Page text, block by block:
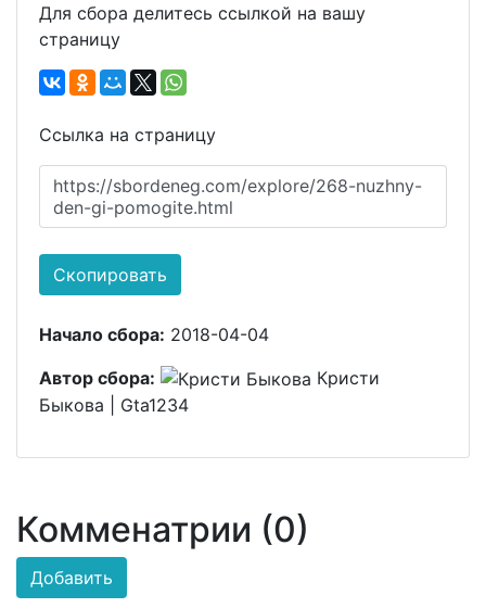
Для сбора делитесь ссылкой на вашу
страницу
Ссылка на страницу
https://sbordeneg.com/explore/268-nuzhny-
den-gi-pomogite.html
Скопировать
Начало сбора: 2018-04-04
Автор сбора:
Кристи
Быкова | Gta1234
Комменатрии (0)
Добавить